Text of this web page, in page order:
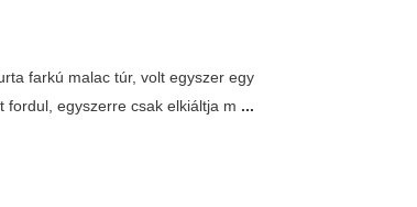
farkú malac túr, volt egyszer egy
egyszerre csak elkiáltja m ...